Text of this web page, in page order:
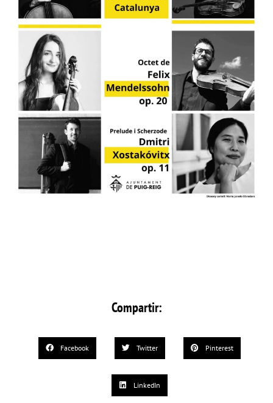
Compartir:
Facebook Twitter Pinterest
LinkedIn